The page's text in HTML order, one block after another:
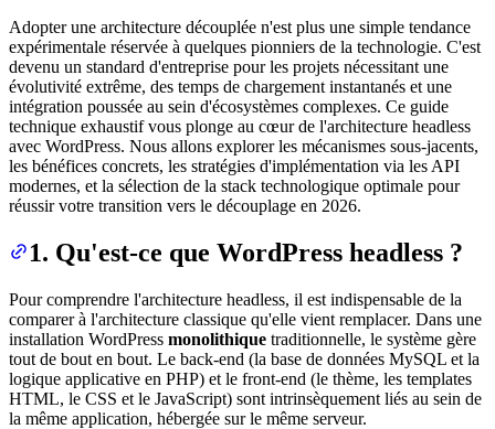
Adopter une architecture découplée n'est plus une simple tendance
expérimentale réservée à quelques pionniers de la technologie. C'est
devenu un standard d'entreprise pour les projets nécessitant une
évolutivité extrême, des temps de chargement instantanés et une
intégration poussée au sein d'écosystèmes complexes. Ce guide
technique exhaustif vous plonge au cœur de l'architecture headless
avec WordPress. Nous allons explorer les mécanismes sous-jacents,
les bénéfices concrets, les stratégies d'implémentation via les API
modernes, et la sélection de la stack technologique optimale pour
réussir votre transition vers le découplage en 2026.
1. Qu'est-ce que WordPress headless ?
Pour comprendre l'architecture headless, il est indispensable de la
comparer à l'architecture classique qu'elle vient remplacer. Dans une
installation WordPress monolithique traditionnelle, le système gère
tout de bout en bout. Le back-end (la base de données MySQL et la
logique applicative en PHP) et le front-end (le thème, les templates
HTML, le CSS et le JavaScript) sont intrinsèquement liés au sein de
la même application, hébergée sur le même serveur.